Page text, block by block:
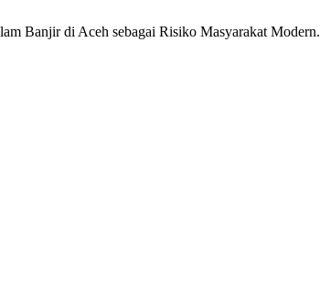
Banjir di Aceh sebagai Risiko Masyarakat Modern.